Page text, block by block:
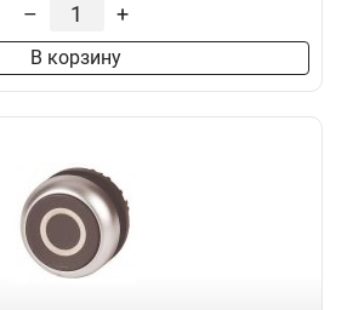
– +
В корзину